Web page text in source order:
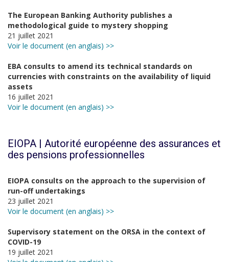
The European Banking Authority publishes a
methodological guide to mystery shopping
21 juillet 2021
Voir le document (en anglais) >>
EBA consults to amend its technical standards on
currencies with constraints on the availability of liquid
assets
16 juillet 2021
Voir le document (en anglais) >>
EIOPA | Autorité européenne des assurances et
des pensions professionnelles
EIOPA consults on the approach to the supervision of
run-off undertakings
23 juillet 2021
Voir le document (en anglais) >>
Supervisory statement on the ORSA in the context of
COVID-19
19 juillet 2021